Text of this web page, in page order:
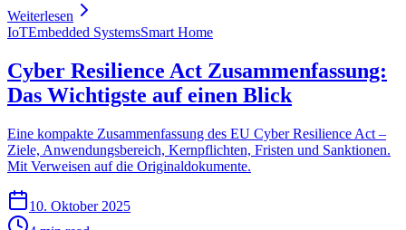
Weiterlesen
IoTEmbedded SystemsSmart Home
Cyber Resilience Act Zusammenfassung:
Das Wichtigste auf einen Blick
Eine kompakte Zusammenfassung des EU Cyber Resilience Act –
Ziele, Anwendungsbereich, Kernpflichten, Fristen und Sanktionen.
Mit Verweisen auf die Originaldokumente.
10. Oktober 2025